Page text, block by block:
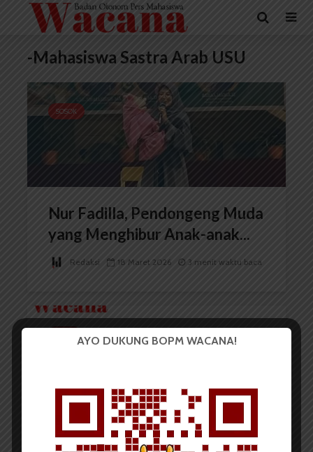
-Mahasiswa Sastra Arab USU
SOSOK
Nur Fadilla, Pendongeng Muda
yang Menghibur Anak-anak...
Redaksi 18 Maret 2026 3 menit waktu baca
Jarimu Harimaumu
AYO DUKUNG BOPM WACANA!